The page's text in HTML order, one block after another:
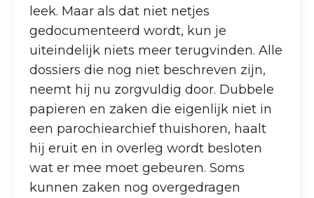
leek. Maar als dat niet netjes
gedocumenteerd wordt, kun je
uiteindelijk niets meer terugvinden. Alle
dossiers die nog niet beschreven zijn,
neemt hij nu zorgvuldig door. Dubbele
papieren en zaken die eigenlijk niet in
een parochiearchief thuishoren, haalt
hij eruit en in overleg wordt besloten
wat er mee moet gebeuren. Soms
kunnen zaken nog overgedragen